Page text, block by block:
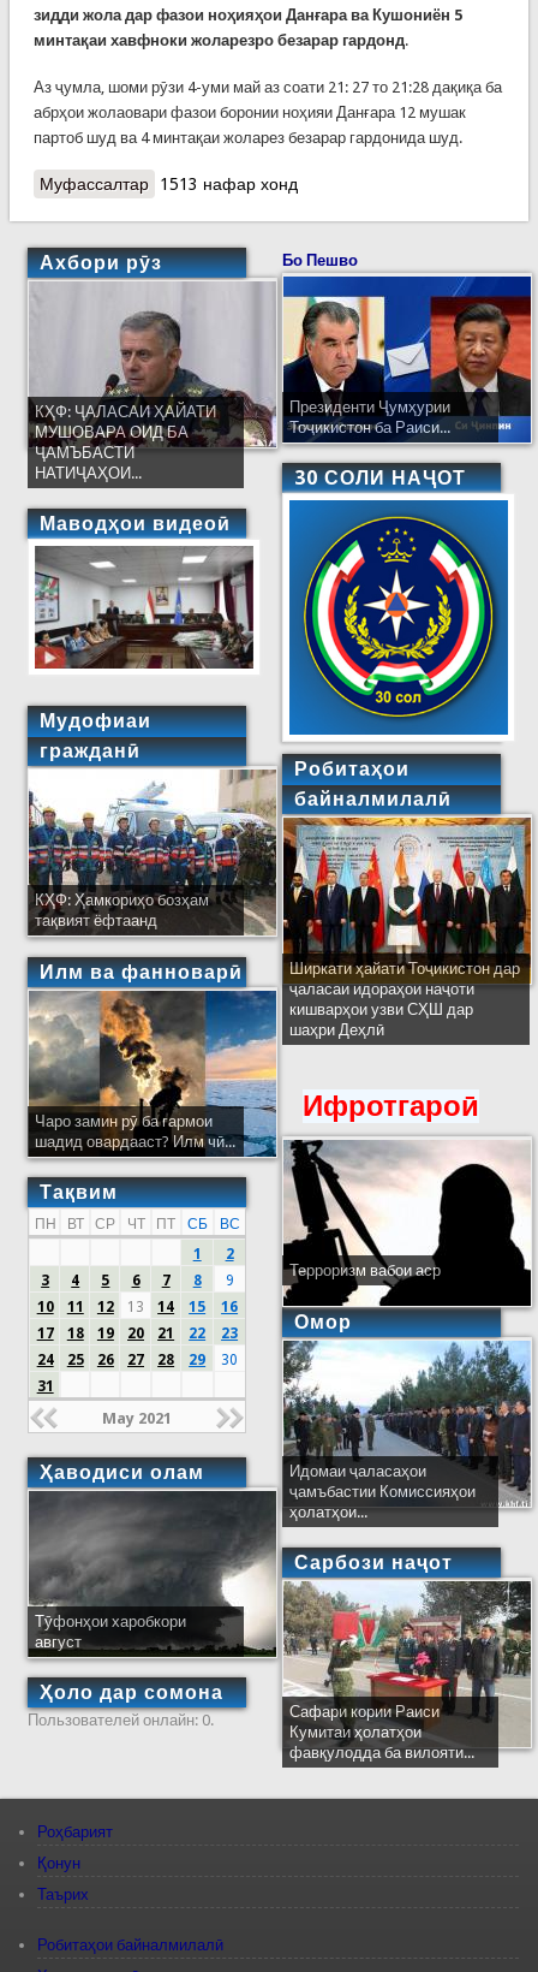
зидди жола дар фазои ноҳияҳои Данғара ва Кушониён 5
минтақаи хавфноки жоларезро безарар гардонд.
Аз ҷумла, шоми рӯзи 4-уми май аз соати 21: 27 то 21:28 дақиқа ба
абрҳои жолаовари фазои боронии ноҳияи Данғара 12 мушак
партоб шуд ва 4 минтақаи жоларез безарар гардонида шуд.
Муфассалтаро Партоби 12 мушаки зидди жола дар фазои
1513 нафар хонд
Ахбори рӯз
КҲФ: ҶАЛАСАИ ҲАЙАТИ
МУШОВАРА ОИД БА
ҶАМЪБАСТИ
НАТИҶАҲОИ...
Маводҳои видеоӣ
Мудофиаи
гражданӣ
КҲФ: Ҳамкориҳо бозҳам
тақвият ёфтаанд
Илм ва фанноварӣ
Чаро замин рӯ ба гармои
шадид овардааст? Илм чӣ...
Тақвим
ПН ВТ СР ЧТ ПТ СБ
ВС
1
2
3
4 5 6 7 8
9
10
11 12 13 14 15
16
17
18 19 20 21 22
23
24
25 26 27 28 29
30
31
May 2021
Ҳаводиси олам
Тӯфонҳои харобкори
август
Ҳоло дар сомона
Пользователей онлайн: 0.
Бо Пешво
Президенти Ҷумҳурии
Тоҷикистон ба Раиси...
30 СОЛИ НАҶОТ
Робитаҳои
байналмилалӣ
Ширкати ҳайати Тоҷикистон дар
ҷаласаи идораҳои наҷоти
кишварҳои узви СҲШ дар
шаҳри Деҳлӣ
Ифротгароӣ
Терроризм вабои аср
Омор
Идомаи ҷаласаҳои
ҷамъбастии Комиссияҳои
ҳолатҳои...
Сарбози наҷот
Сафари кории Раиси
Кумитаи ҳолатҳои
фавқулодда ба вилояти...
Роҳбарият
Қонун
Таърих
Робитаҳои байналмилалӣ